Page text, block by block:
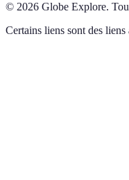
© 2026 Globe Explore.
Certains liens sont des